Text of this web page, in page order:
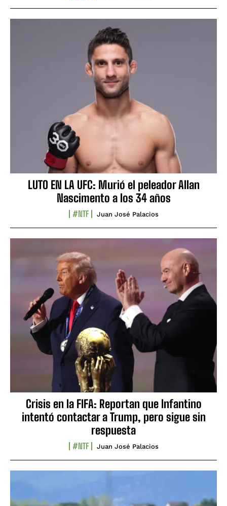
LUTO EN LA UFC: Murió el peleador Allan
Nascimento a los 34 años
#NTF Juan José Palacios
Crisis en la FIFA: Reportan que Infantino
intentó contactar a Trump, pero sigue sin
respuesta
#NTF Juan José Palacios